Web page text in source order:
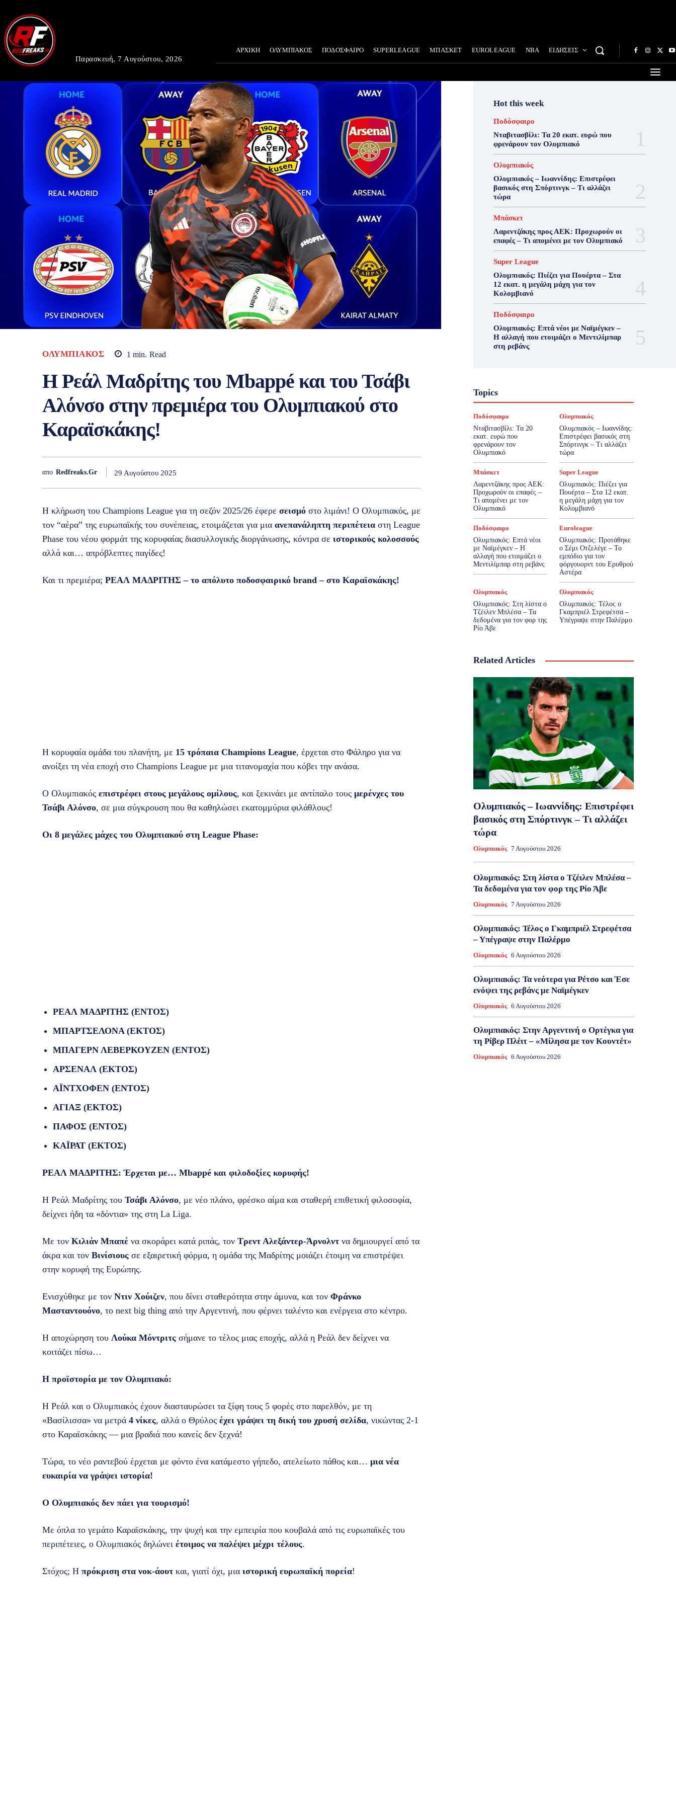
Παρασκευή, 7 Αυγούστου, 2026
ΑΡΧΙΚΗ ΟΛΥΜΠΙΑΚΟΣ ΠΟΔΟΣΦΑΙΡΟ SUPERLEAGUE ΜΠΑΣΚΕΤ EUROLEAGUE NBA ΕΙΔΗΣΕΙΣ
ΟΛΥΜΠΙΑΚΌΣ 1 min. Read
Η Ρεάλ Μαδρίτης του Mbappé και του Τσάβι
Αλόνσο στην πρεμιέρα του Ολυμπιακού στο
Καραϊσκάκης!
απο Redfreaks.gr 29 Αυγούστου 2025
Η κλήρωση του Champions League για τη σεζόν 2025/26 έφερε σεισμό στο λιμάνι! Ο Ολυμπιακός, με
τον “αέρα” της ευρωπαϊκής του συνέπειας, ετοιμάζεται για μια ανεπανάληπτη περιπέτεια στη League
Phase του νέου φορμάτ της κορυφαίας διασυλλογικής διοργάνωσης, κόντρα σε ιστορικούς κολοσσούς
αλλά και… απρόβλεπτες παγίδες!
Και τι πρεμιέρα; ΡΕΑΛ ΜΑΔΡΙΤΗΣ – το απόλυτο ποδοσφαιρικό brand – στο Καραϊσκάκης!
Η κορυφαία ομάδα του πλανήτη, με 15 τρόπαια Champions League, έρχεται στο Φάληρο για να
ανοίξει τη νέα εποχή στο Champions League με μια τιτανομαχία που κόβει την ανάσα.
Ο Ολυμπιακός επιστρέφει στους μεγάλους ομίλους, και ξεκινάει με αντίπαλο τους μερένχες του
Τσάβι Αλόνσο, σε μια σύγκρουση που θα καθηλώσει εκατομμύρια φιλάθλους!
Οι 8 μεγάλες μάχες του Ολυμπιακού στη League Phase:
ΡΕΑΛ ΜΑΔΡΙΤΗΣ (ΕΝΤΟΣ)
ΜΠΑΡΤΣΕΛΟΝΑ (ΕΚΤΟΣ)
ΜΠΑΓΕΡΝ ΛΕΒΕΡΚΟΥΖΕΝ (ΕΝΤΟΣ)
ΑΡΣΕΝΑΛ (ΕΚΤΟΣ)
ΑΪΝΤΧΟΦΕΝ (ΕΝΤΟΣ)
ΑΓΙΑΞ (ΕΚΤΟΣ)
ΠΑΦΟΣ (ΕΝΤΟΣ)
ΚΑΪΡΑΤ (ΕΚΤΟΣ)
ΡΕΑΛ ΜΑΔΡΙΤΗΣ: Έρχεται με… Mbappé και φιλοδοξίες κορυφής!
Η Ρεάλ Μαδρίτης του Τσάβι Αλόνσο, με νέο πλάνο, φρέσκο αίμα και σταθερή επιθετική φιλοσοφία,
δείχνει ήδη τα «δόντια» της στη La Liga.
Με τον Κιλιάν Μπαπέ να σκοράρει κατά ριπάς, τον Τρεντ Αλεξάντερ-Άρνολντ να δημιουργεί από τα
άκρα και τον Βινίσιους σε εξαιρετική φόρμα, η ομάδα της Μαδρίτης μοιάζει έτοιμη να επιστρέψει
στην κορυφή της Ευρώπης.
Ενισχύθηκε με τον Ντιν Χούιζεν, που δίνει σταθερότητα στην άμυνα, και τον Φράνκο
Μασταντουόνο, το next big thing από την Αργεντινή, που φέρνει ταλέντο και ενέργεια στο κέντρο.
Η αποχώρηση του Λούκα Μόντριτς σήμανε το τέλος μιας εποχής, αλλά η Ρεάλ δεν δείχνει να
κοιτάζει πίσω…
Η προϊστορία με τον Ολυμπιακό:
Η Ρεάλ και ο Ολυμπιακός έχουν διασταυρώσει τα ξίφη τους 5 φορές στο παρελθόν, με τη
«Βασίλισσα» να μετρά 4 νίκες, αλλά ο Θρύλος έχει γράψει τη δική του χρυσή σελίδα, νικώντας 2-1
στο Καραϊσκάκης — μια βραδιά που κανείς δεν ξεχνά!
Τώρα, το νέο ραντεβού έρχεται με φόντο ένα κατάμεστο γήπεδο, ατελείωτο πάθος και… μια νέα
ευκαιρία να γράψει ιστορία!
Ο Ολυμπιακός δεν πάει για τουρισμό!
Με όπλα το γεμάτο Καραϊσκάκης, την ψυχή και την εμπειρία που κουβαλά από τις ευρωπαϊκές του
περιπέτειες, ο Ολυμπιακός δηλώνει έτοιμος να παλέψει μέχρι τέλους.
Στόχος; Η πρόκριση στα νοκ-άουτ και, γιατί όχι, μια ιστορική ευρωπαϊκή πορεία!
Hot this week
Ποδόσφαιρο
Νταβιτασβίλι: Τα 20 εκατ. ευρώ που
φρενάρουν τον Ολυμπιακό
Ολυμπιακός
Ολυμπιακός – Ιωαννίδης: Επιστρέφει
βασικός στη Σπόρτινγκ – Τι αλλάζει
τώρα
Μπάσκετ
Λαρεντζάκης προς ΑΕΚ: Προχωρούν οι
επαφές – Τι απομένει με τον Ολυμπιακό
Super League
Ολυμπιακός: Πιέζει για Πουέρτα – Στα
12 εκατ. η μεγάλη μάχη για τον
Κολομβιανό
Ποδόσφαιρο
Ολυμπιακός: Επτά νέοι με Ναϊμέγκεν –
Η αλλαγή που ετοιμάζει ο Μεντιλίμπαρ
στη ρεβάνς
Topics
Ποδόσφαιρο
Νταβιτασβίλι: Τα 20
εκατ. ευρώ που
φρενάρουν τον
Ολυμπιακό
Ολυμπιακός
Ολυμπιακός – Ιωαννίδης:
Επιστρέφει βασικός στη
Σπόρτινγκ – Τι αλλάζει
τώρα
Μπάσκετ
Λαρεντζάκης προς ΑΕΚ:
Προχωρούν οι επαφές –
Τι απομένει με τον
Ολυμπιακό
Super League
Ολυμπιακός: Πιέζει για
Πουέρτα – Στα 12 εκατ.
η μεγάλη μάχη για τον
Κολομβιανό
Ποδόσφαιρο
Ολυμπιακός: Επτά νέοι
με Ναϊμέγκεν – Η
αλλαγή που ετοιμάζει ο
Μεντιλίμπαρ στη ρεβάνς
Euroleague
Ολυμπιακός: Προτάθηκε
ο Σέμι Οτζελέγε – Το
εμπόδιο για τον
φόργουορντ του Ερυθρού
Αστέρα
Ολυμπιακός
Ολυμπιακός: Στη λίστα ο
Τζέιλεν Μπλέσα – Τα
δεδομένα για τον φορ της
Ρίο Άβε
Ολυμπιακός
Ολυμπιακός: Τέλος ο
Γκαμπριέλ Στρεφέτσα –
Υπέγραψε στην Παλέρμο
Related Articles
Ολυμπιακός – Ιωαννίδης: Επιστρέφει
βασικός στη Σπόρτινγκ – Τι αλλάζει
τώρα
Ολυμπιακός 7 Αυγούστου 2026
Ολυμπιακός: Στη λίστα ο Τζέιλεν Μπλέσα –
Τα δεδομένα για τον φορ της Ρίο Άβε
Ολυμπιακός 7 Αυγούστου 2026
Ολυμπιακός: Τέλος ο Γκαμπριέλ Στρεφέτσα
– Υπέγραψε στην Παλέρμο
Ολυμπιακός 6 Αυγούστου 2026
Ολυμπιακός: Τα νεότερα για Ρέτσο και Έσε
ενόψει της ρεβάνς με Ναϊμέγκεν
Ολυμπιακός 6 Αυγούστου 2026
Ολυμπιακός: Στην Αργεντινή ο Ορτέγκα για
τη Ρίβερ Πλέιτ – «Μίλησα με τον Κουντέτ»
Ολυμπιακός 6 Αυγούστου 2026